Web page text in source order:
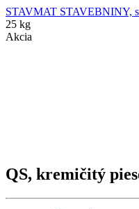
STAVMAT STAVEBNINY,
25 kg
Akcia
QS, kremičitý